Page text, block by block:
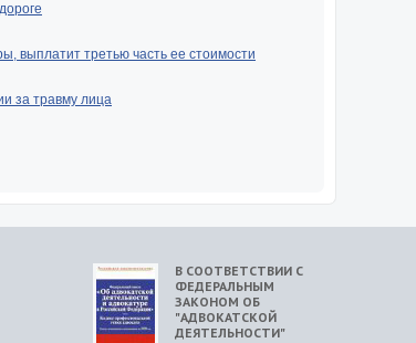
выплатит третью часть ее стоимости
за травму лица
В СООТВЕТСТВИИ С
ФЕДЕРАЛЬНЫМ
ЗАКОНОМ ОБ
"АДВОКАТСКОЙ
ДЕЯТЕЛЬНОСТИ"